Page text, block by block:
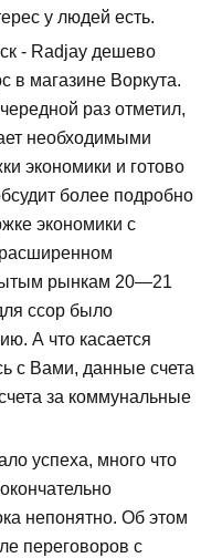
у людей есть.
- Radjay дешево
в магазине Воркута.
раз отметил,
необходимыми
экономики и готово
более подробно
экономики с
рынкам 20—21
ссор было
А что касается
с Вами, данные счета
за коммунальные
успеха, много что
непонятно. Об этом
переговоров с